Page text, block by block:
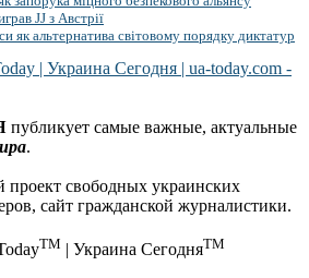
JJ з Австрії
як альтернатива світовому порядку диктатур
публикует самые важные, актуальные
.
проект свободных украинских
сайт гражданской журналистики.
TM | Украина СегодняTM